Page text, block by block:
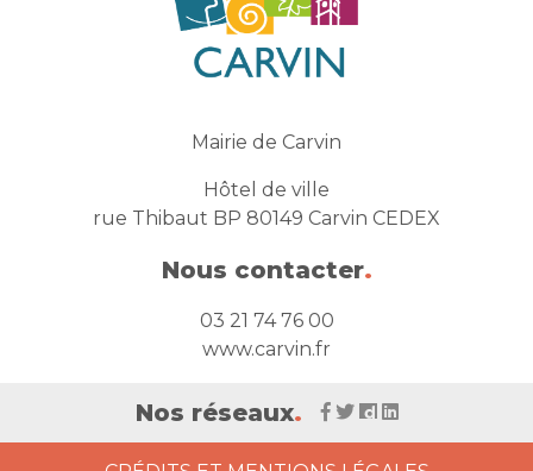
Mairie de Carvin
Hôtel de ville
rue Thibaut BP 80149 Carvin CEDEX
Nous contacter.
03 21 74 76 00
www.carvin.fr
Nos réseaux.